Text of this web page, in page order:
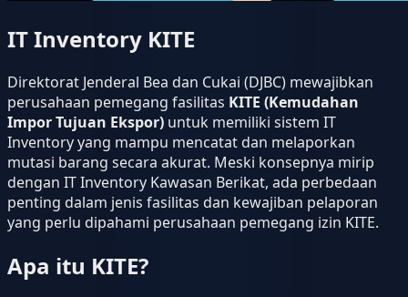
IT Inventory KITE
Direktorat Jenderal Bea dan Cukai (DJBC) mewajibkan
perusahaan pemegang fasilitas KITE (Kemudahan
Impor Tujuan Ekspor) untuk memiliki sistem IT
Inventory yang mampu mencatat dan melaporkan
mutasi barang secara akurat. Meski konsepnya mirip
dengan IT Inventory Kawasan Berikat, ada perbedaan
penting dalam jenis fasilitas dan kewajiban pelaporan
yang perlu dipahami perusahaan pemegang izin KITE.
Apa itu KITE?